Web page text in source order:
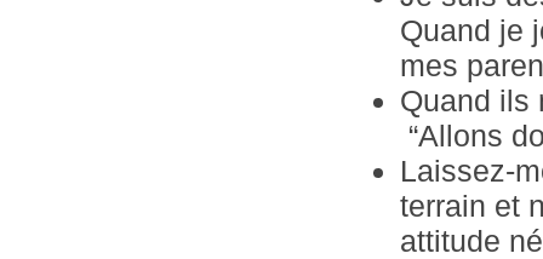
Quand je
mes
Quand ils
“Allons
Laissez-
terrain et
attitude